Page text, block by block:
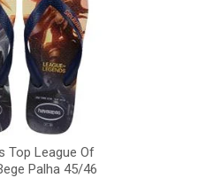
Top League Of
Palha 45/46